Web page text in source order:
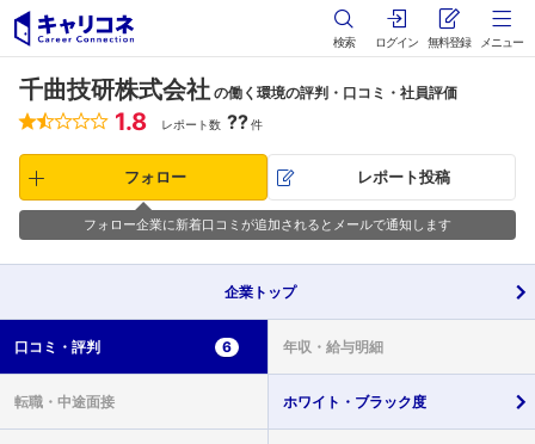
検索 ログイン 無料登録 メニュー
千曲技研株式会社 の働く環境の評判・口コミ・社員評価
1.8 レポート数 ??件
フォロー レポート投稿
フォロー企業に新着口コミが追加されるとメールで通知します
企業 トップ
口コミ・ 評判 6 年収・ 給与明細
転職・ 中途面接 ホワイト・ ブラック度